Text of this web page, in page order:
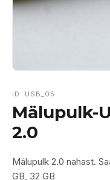
ID: USB_05
Mälupulk-
2.0
Mälupulk 2.0 nahast.
GB, 32 GB